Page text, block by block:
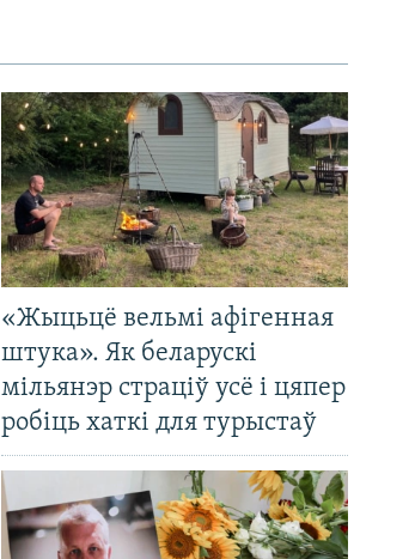
«Жыцьцё вельмі афігенная
штука». Як беларускі
мільянэр страціў усё і цяпер
робіць хаткі для турыстаў